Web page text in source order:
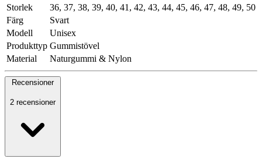
Storlek
36, 37, 38, 39, 40, 41, 42, 43, 44, 45, 46, 47, 48, 49, 50
Färg
Svart
Modell
Unisex
Produkttyp Gummistövel
Material
Naturgummi & Nylon
Recensioner
2 recensioner